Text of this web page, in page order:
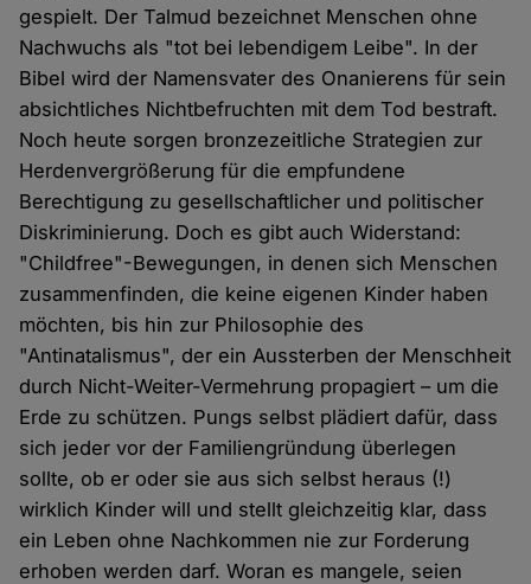
gespielt. Der Talmud bezeichnet Menschen ohne
Nachwuchs als "tot bei lebendigem Leibe". In der
Bibel wird der Namensvater des Onanierens für sein
absichtliches Nichtbefruchten mit dem Tod bestraft.
Noch heute sorgen bronzezeitliche Strategien zur
Herdenvergrößerung für die empfundene
Berechtigung zu gesellschaftlicher und politischer
Diskriminierung. Doch es gibt auch Widerstand:
"Childfree"-Bewegungen, in denen sich Menschen
zusammenfinden, die keine eigenen Kinder haben
möchten, bis hin zur Philosophie des
"Antinatalismus", der ein Aussterben der Menschheit
durch Nicht-Weiter-Vermehrung propagiert – um die
Erde zu schützen. Pungs selbst plädiert dafür, dass
sich jeder vor der Familiengründung überlegen
sollte, ob er oder sie aus sich selbst heraus (!)
wirklich Kinder will und stellt gleichzeitig klar, dass
ein Leben ohne Nachkommen nie zur Forderung
erhoben werden darf. Woran es mangele, seien